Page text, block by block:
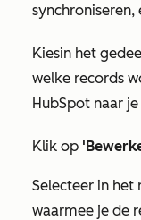
Kiesin het
welke records
HubSpot naar
Klik op
Selecteer in het
waarmee je de